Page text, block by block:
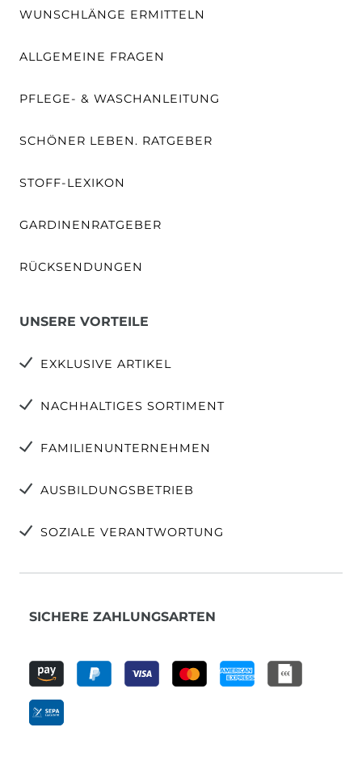
WUNSCHLÄNGE ERMITTELN
ALLGEMEINE FRAGEN
PFLEGE- & WASCHANLEITUNG
SCHÖNER LEBEN. RATGEBER
STOFF-LEXIKON
GARDINENRATGEBER
RÜCKSENDUNGEN
UNSERE VORTEILE
EXKLUSIVE ARTIKEL
NACHHALTIGES SORTIMENT
FAMILIENUNTERNEHMEN
AUSBILDUNGSBETRIEB
SOZIALE VERANTWORTUNG
SICHERE ZAHLUNGSARTEN